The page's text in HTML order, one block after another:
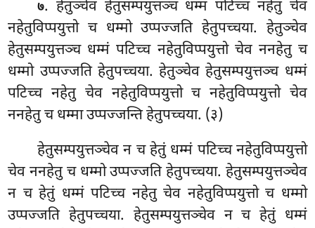
७. हेतुञ्चेव हेतुसम्पयुत्तञ्च धम्मं पटिच्च नहेतु चेव
नहेतुविप्पयुत्तो च धम्मो उप्पज्जति हेतुपच्चया. हेतुञ्चेव
हेतुसम्पयुत्तञ्च धम्मं पटिच्च नहेतुविप्पयुत्तो चेव ननहेतु च
धम्मो उप्पज्जति हेतुपच्चया. हेतुञ्चेव हेतुसम्पयुत्तञ्च धम्मं
पटिच्च नहेतु चेव नहेतुविप्पयुत्तो च नहेतुविप्पयुत्तो चेव
ननहेतु च धम्मा उप्पज्जन्ति हेतुपच्चया. (३)
हेतुसम्पयुत्तञ्चेव न च हेतुं धम्मं पटिच्च नहेतुविप्पयुत्तो
चेव ननहेतु च धम्मो उप्पज्जति हेतुपच्चया. हेतुसम्पयुत्तञ्चेव
न च हेतुं धम्मं पटिच्च नहेतु चेव नहेतुविप्पयुत्तो च धम्मो
उप्पज्जति हेतुपच्चया. हेतुसम्पयुत्तञ्चेव न च हेतुं धम्मं